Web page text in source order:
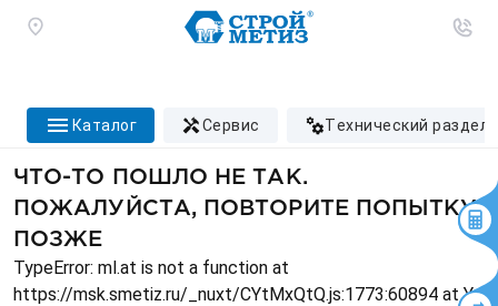
каталог сервис технический раздел
ЧТО-ТО ПОШЛО НЕ ТАК.
ПОЖАЛУЙСТА, ПОВТОРИТЕ ПОПЫТКУ
ПОЗЖЕ
TypeError: ml.at is not a function at
https://msk.smetiz.ru/_nuxt/CYtMxQtQ.js:1773:60894 at Ys